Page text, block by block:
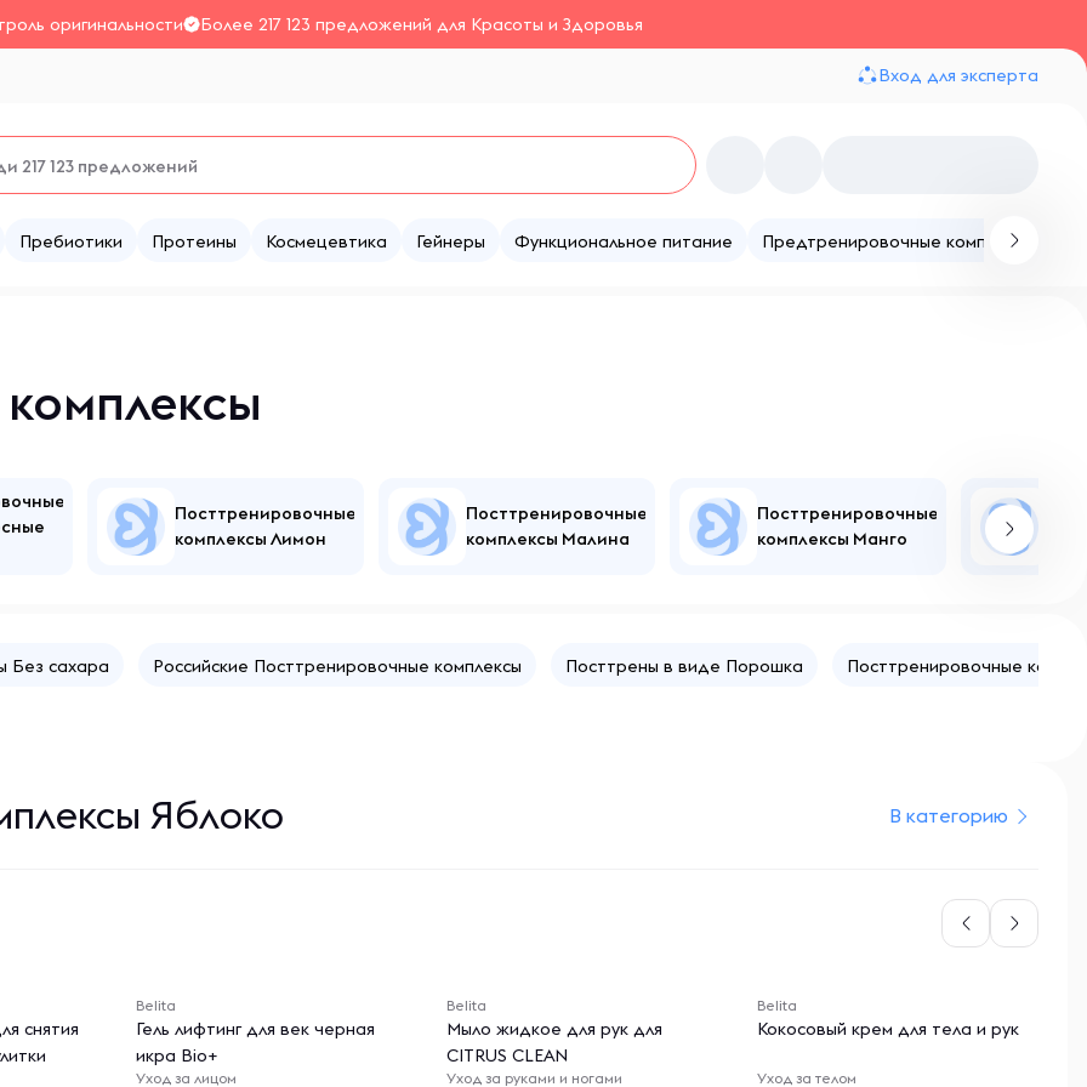
оригинальности Более 217 123 предложений для Красоты и Здоровья
Вход для эксперта
Пребиотики Протеины Космецевтика Гейнеры Функциональное питание Предтренировочные комплексы
Посттренировочные
комплексы Лимон
Посттренировочные
комплексы Малина
Посттренировочные
комплексы Манго
Без сахара Российские Посттренировочные комплексы Посттрены в виде Порошка
Посттренировочные
Яблоко В категорию
снятия
Belita
Гель лифтинг для век черная
икра Bio+
Уход за лицом
Belita
Мыло жидкое для рук для
CITRUS CLEAN
Уход за руками и ногами
Belita
Кокосовый крем для тела и рук
Уход за телом